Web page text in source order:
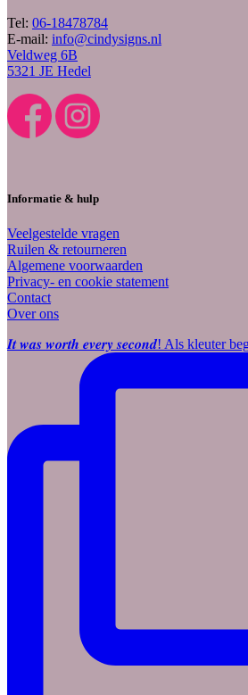
Tel: 06-18478784
E-mail: info@cindysigns.nl
Veldweg 6B
5321 JE Hedel
Informatie & hulp
Veelgestelde vragen
Ruilen & retourneren
Algemene voorwaarden
Privacy- en cookie statement
Contact
Over ons
𝑰𝒕 𝒘𝒂𝒔 𝒘𝒐𝒓𝒕𝒉 𝒆𝒗𝒆𝒓𝒚 𝒔𝒆𝒄𝒐𝒏𝒅! Als kleuter